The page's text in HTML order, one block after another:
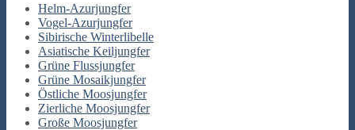
Helm-Azurjungfer
Vogel-Azurjungfer
Sibirische Winterlibelle
Asiatische Keiljungfer
Grüne Flussjungfer
Grüne Mosaikjungfer
Östliche Moosjungfer
Zierliche Moosjungfer
Große Moosjungfer